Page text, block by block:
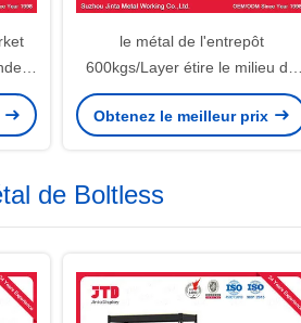
le métal de l'entrepôt
600kgs/Layer étire le milieu de
taille de 4.5m résistant
Obtenez le meilleur prix
de Boltless